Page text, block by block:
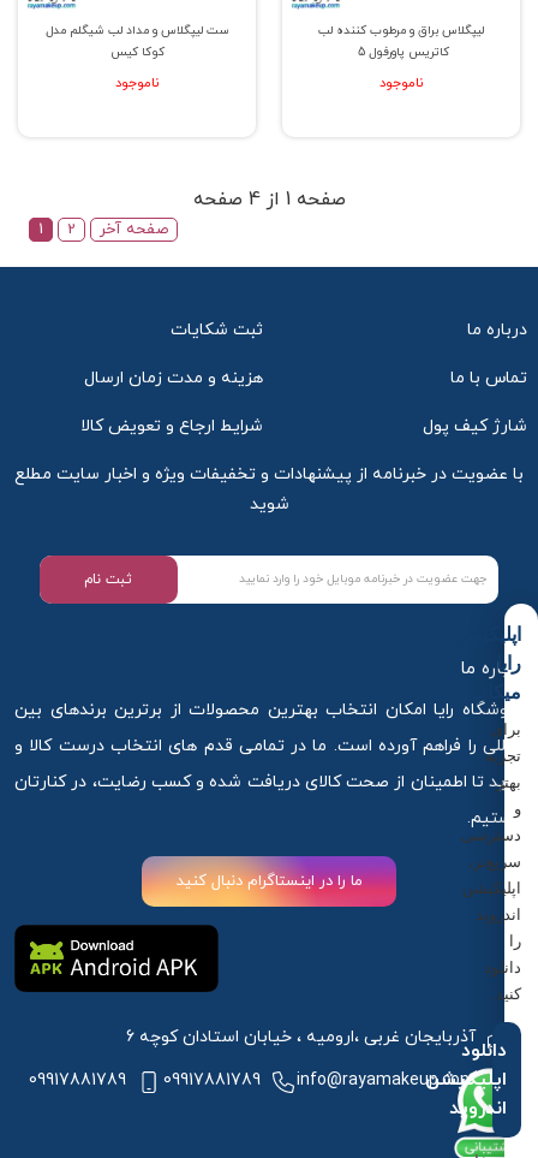
لیپگلاس براق و مرطوب کننده لب
کاتریس پاورفول 5
ناموجود
ست لیپگلاس و مداد لب شیگلم مدل
کوکا کیس
ناموجود
صفحه 1 از 4 صفحه
1 2 صفحه آخر
درباره ما ثبت شکایات
تماس با ما هزینه و مدت زمان ارسال
شارژ کیف پول شرایط ارجاع و تعویض کالا
با عضویت در خبرنامه از پیشنهادات و تخفیفات ویژه و اخبار سایت مطلع
شوید
ثبت نام
درباره ما
فروشگاه رایا امکان انتخاب بهترین محصولات از برترین برندهای بین
المللی را فراهم آورده است. ما در تمامی قدم های انتخاب درست کالا و
خرید تا اطمینان از صحت کالای دریافت شده و کسب رضایت، در کنارتان
هستیم.
ما را در اینستاگرام دنبال کنید
آذربایجان غربی ،ارومیه ، خیابان استادان کوچه 6
info@rayamakeup.com
09917881789
09917881789
اپلیکیشن
رایا
میکاپ
برای
تجربه
بهتر
و
دسترسی
سریع‌تر،
اپلیکیشن
اندروید
را
دانلود
کنید.
دانلود
اپلیکیشن
اندروید